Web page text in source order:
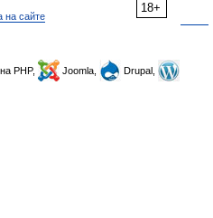
18+
на сайте
PHP, Joomla,
Drupal,